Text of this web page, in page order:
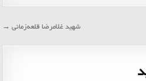
شهید غلامرضا قلعه‌زمانی →